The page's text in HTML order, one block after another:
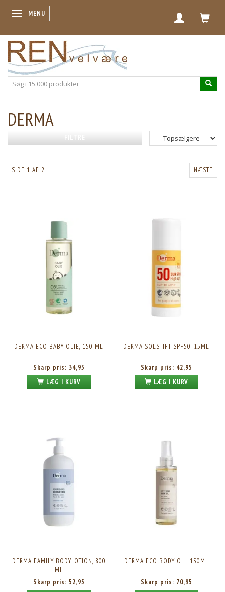
SKIFTE NAVIGATION
MENU
DERMA
FILTRE
SIDE 1 AF 2 NÆSTE
DERMA ECO BABY OLIE, 150 ML
Skarp pris: 34,95
LÆG I KURV
DERMA SOLSTIFT SPF50, 15ML
Skarp pris: 42,95
LÆG I KURV
DERMA FAMILY BODYLOTION, 800
ML
Skarp pris: 52,95
DERMA ECO BODY OIL, 150ML
Skarp pris: 70,95